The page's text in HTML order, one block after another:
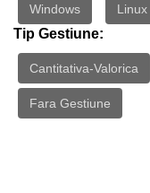
Windows Linux
Tip Gestiune:
Cantitativa-Valorica
Fara Gestiune